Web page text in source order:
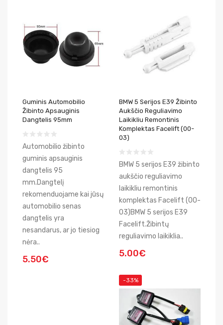
Guminis Automobilio
Žibinto Apsauginis
Dangtelis 95mm
Automobilio žibinto
guminis apsauginis
dangtelis 95
mm.Dangtelį
rekomenduojame kai jūsų
automobilio senas
dangtelis yra
nesandarus, ar jo tiesiog
nėra..
5.50€
BMW 5 Serijos E39 Žibinto
Aukščio Reguliavimo
Laikikliu Remontinis
Komplektas Facelift (00-
03)
BMW 5 serijos E39 žibinto
aukščio reguliavimo
laikikliu remontinis
komplektas Facelift (00-
03)BMW 5 serijos E39
Facelift.Žibintų
reguliavimo laikiklia..
5.00€
-33%